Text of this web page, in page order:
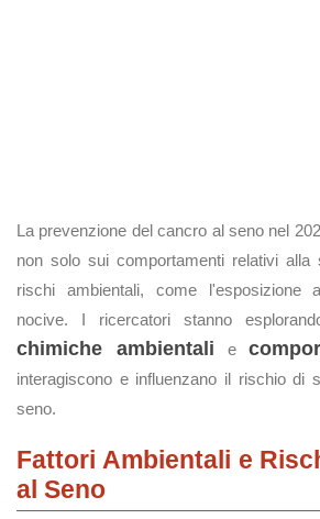
La prevenzione del cancro al seno nel
non solo sui comportamenti relativi
rischi ambientali, come l'esposizione
nocive. I ricercatori stanno
chimiche ambientali e
interagiscono e influenzano il rischio di
seno.
Fattori Ambientali e
al Seno